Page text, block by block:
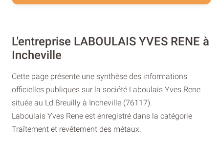
L'entreprise LABOULAIS YVES RENE à
Incheville
Cette page présente une synthèse des informations
officielles publiques sur la société Laboulais Yves Rene
située au Ld Breuilly à Incheville (76117).
Laboulais Yves Rene est enregistré dans la catégorie
Traîtement et revêtement des métaux.